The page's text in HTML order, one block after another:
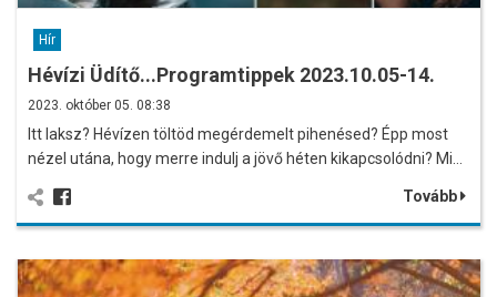
Hír
Hévízi Üdítő...Programtippek 2023.10.05-14.
2023. október 05. 08:38
Itt laksz? Hévízen töltöd megérdemelt pihenésed? Épp most
nézel utána, hogy merre indulj a jövő héten kikapcsolódni? Mi…
Tovább